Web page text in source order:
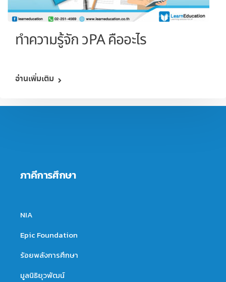
ทำความรู้จัก วPA คืออะไร
อ่านเพิ่มเติม
ภาคีการศึกษา
NIA
Epic Foundation
ร้อยพลังการศึกษา
มูลนิธิยุวพัฒน์